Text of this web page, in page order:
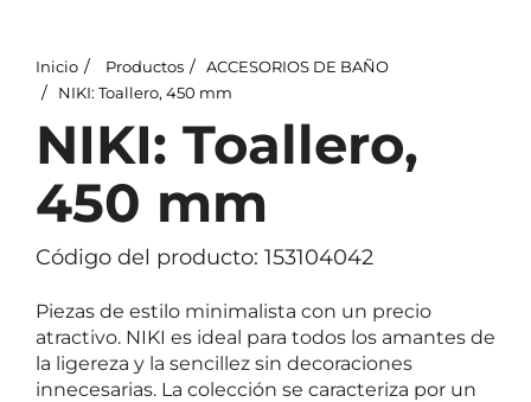
Inicio Productos
ACCESORIOS DE BAÑO
NIKI: Toallero, 450 mm
NIKI: Toallero,
450 mm
Código del producto: 153104042
Piezas de estilo minimalista con un precio
atractivo. NIKI es ideal para todos los amantes de
la ligereza y la sencillez sin decoraciones
innecesarias. La colección se caracteriza por un